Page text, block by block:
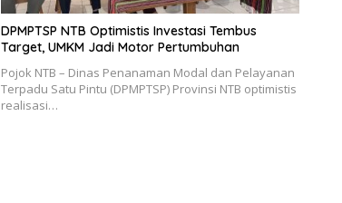
DPMPTSP NTB Optimistis Investasi Tembus
Target, UMKM Jadi Motor Pertumbuhan
Pojok NTB – Dinas Penanaman Modal dan Pelayanan
Terpadu Satu Pintu (DPMPTSP) Provinsi NTB optimistis
realisasi…